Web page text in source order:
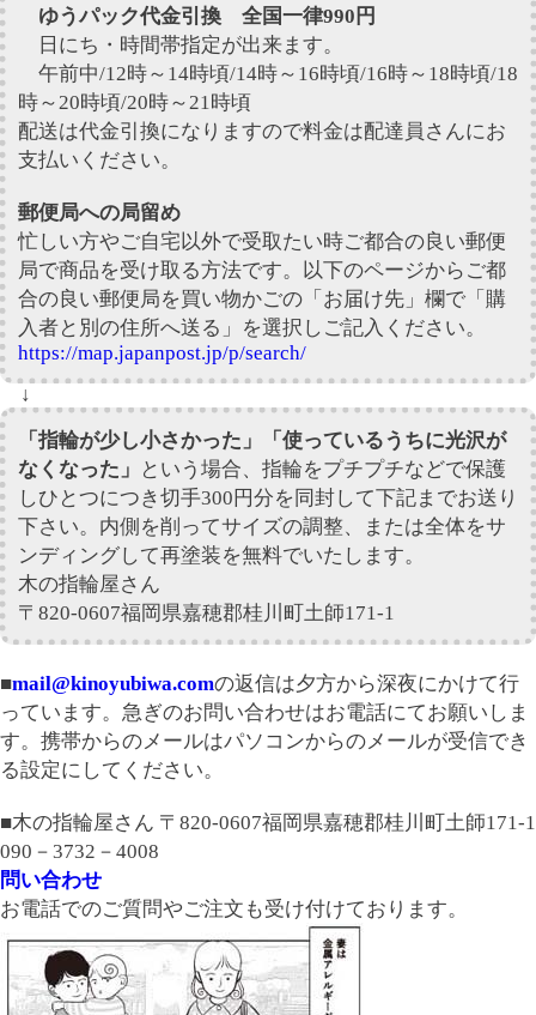
ゆうパック代金引換 全国一律990円
日にち・時間帯指定が出来ます。
午前中/12時～14時頃/14時～16時頃/16時～18時頃/18
時～20時頃/20時～21時頃
配送は代金引換になりますので料金は配達員さんにお
支払いください。
郵便局への局留め
忙しい方やご自宅以外で受取たい時ご都合の良い郵便
局で商品を受け取る方法です。以下のページからご都
合の良い郵便局を買い物かごの「お届け先」欄で「購
入者と別の住所へ送る」を選択しご記入ください。
https://map.japanpost.jp/p/search/
↓
「指輪が少し小さかった」「使っているうちに光沢が
なくなった」
という場合、指輪をプチプチなどで保護
しひとつにつき切手300円分を同封して下記までお送り
下さい。内側を削ってサイズの調整、または全体をサ
ンディングして再塗装を無料でいたします。
木の指輪屋さん
〒820-0607福岡県嘉穂郡桂川町土師171-1
■mail@kinoyubiwa.comの返信は夕方から深夜にかけて行
っています。急ぎのお問い合わせはお電話にてお願いしま
す。携帯からのメールはパソコンからのメールが受信でき
る設定にしてください。
■木の指輪屋さん 〒820-0607福岡県嘉穂郡桂川町土師171-1
090－3732－4008
問い合わせ
お電話でのご質問やご注文も受け付けております。